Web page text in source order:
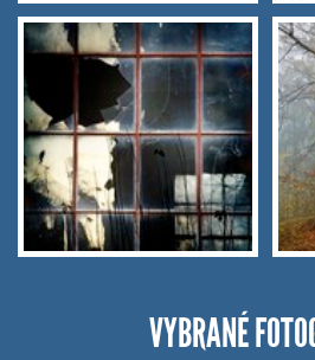
VYBRANÉ